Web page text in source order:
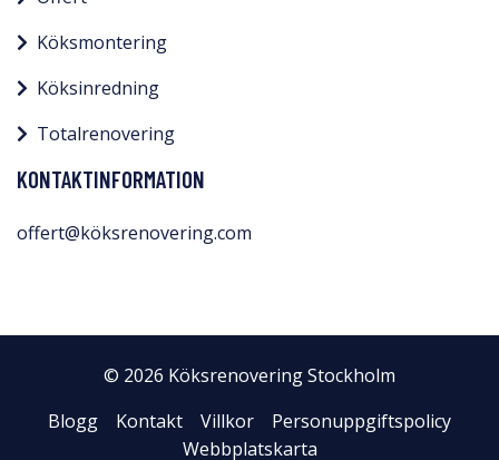
Köksmontering
Köksinredning
Totalrenovering
KONTAKTINFORMATION
offert@köksrenovering.com
© 2026 Köksrenovering Stockholm
Blogg
Kontakt Villkor
Personuppgiftspolicy
Webbplatskarta